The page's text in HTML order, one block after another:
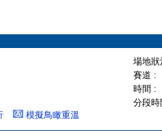
場地
賽道 :
時間 :
分段
模擬鳥瞰重溫